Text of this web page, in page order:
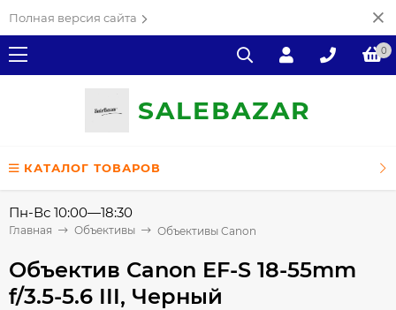
Полная версия сайта
0
SALEВAZAR
КАТАЛОГ ТОВАРОВ
Пн-Вс 10:00—18:30
Главная Объективы Объективы Canon
Объектив Canon EF-S 18-55mm
f/3.5-5.6 III, Черный